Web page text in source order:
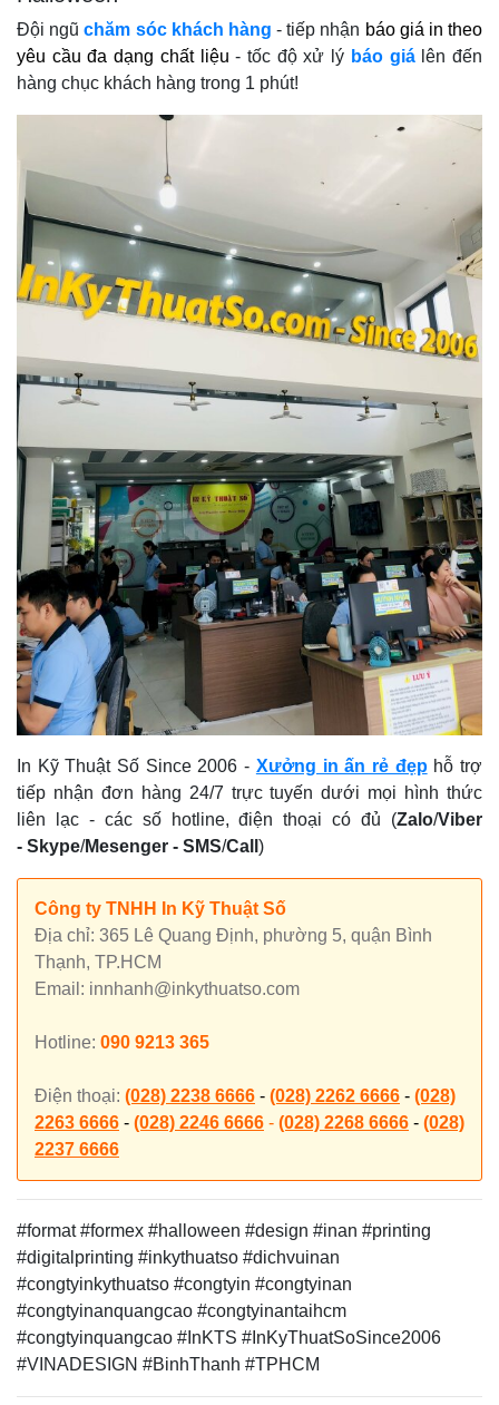
Đội ngũchăm sóc khách hàng - tiếp nhận báo giá in theo
yêu cầu đa dạng chất liệu - tốc độ xử lý báo giálên đến
hàng chục khách hàng trong 1 phút!
In Kỹ Thuật Số Since 2006 - Xưởng in ấn rẻ đẹphỗ trợ
tiếp nhận đơn hàng 24/7 trực tuyến dưới mọi hình thức
liên lạc - các số hotline, điện thoại có đủ (Zalo/Viber
- Skype/Mesenger - SMS/Call )
Công ty TNHH In Kỹ Thuật Số
Địa chỉ: 365 Lê Quang Định, phường 5, quận Bình
Thạnh, TP.HCM
Email: innhanh@inkythuatso.com
Hotline: 090 9213 365
Điện thoại: (028) 2238 6666 - (028) 2262 6666 - (028)
2263 6666 - (028) 2246 6666 - (028) 2268 6666 - (028)
2237 6666
#format #formex #halloween #design #inan #printing
#digitalprinting #inkythuatso #dichvuinan
#congtyinkythuatso #congtyin #congtyinan
#congtyinanquangcao #congtyinantaihcm
#congtyinquangcao #InKTS #InKyThuatSoSince2006
#VINADESIGN #BinhThanh #TPHCM